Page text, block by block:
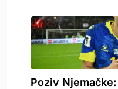
Poziv